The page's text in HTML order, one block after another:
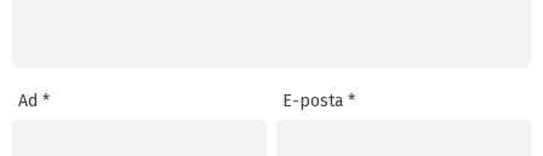
Ad * E-posta*